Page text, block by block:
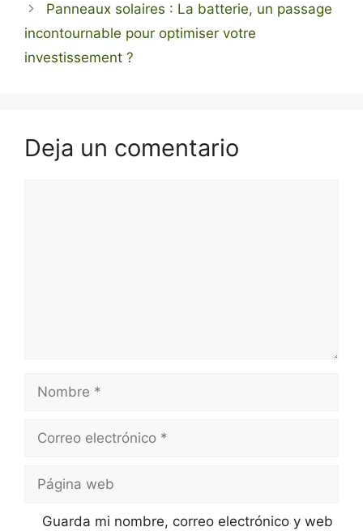
Panneaux solaires : La batterie, un passage
incontournable pour optimiser votre
investissement ?
Deja un comentario
Nombre
Correo
Página
Guarda mi nombre, correo electrónico y web